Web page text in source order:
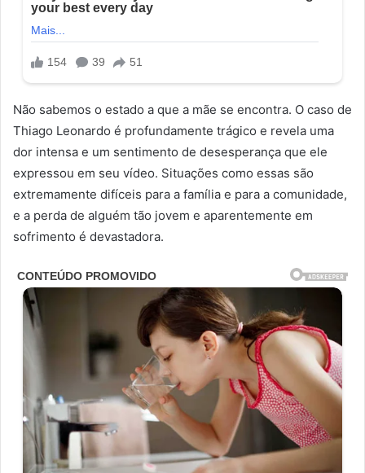
Não sabemos o estado a que a mãe se encontra. O caso de
Thiago Leonardo é profundamente trágico e revela uma
dor intensa e um sentimento de desesperança que ele
expressou em seu vídeo. Situações como essas são
extremamente difíceis para a família e para a comunidade,
e a perda de alguém tão jovem e aparentemente em
sofrimento é devastadora.